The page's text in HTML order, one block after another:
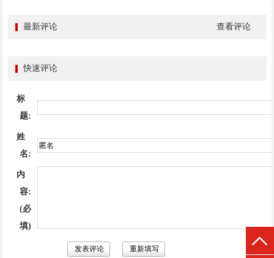
查看评论
最新评论
快速评论
标
题:
姓
名:
内
容:
(必
填)